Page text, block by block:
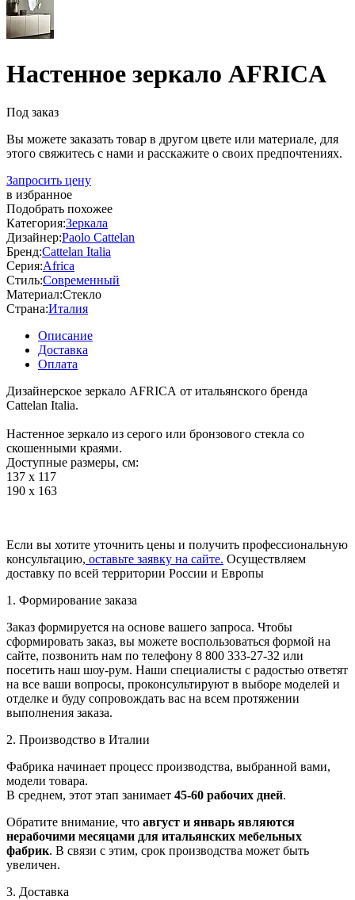
Настенное зеркало AFRICA
Под заказ
Вы можете заказать товар в другом цвете или материале, для
этого свяжитесь с нами и расскажите о своих предпочтениях.
Запросить цену
в избранное
Подобрать похожее
Категория:Зеркала
Дизайнер:Paolo Cattelan
Бренд:Cattelan Italia
Серия:Africa
Стиль:Современный
Материал:Стекло
Страна:Италия
Описание
Доставка
Оплата
Дизайнерское зеркало AFRICA от итальянского бренда
Cattelan Italia.
Настенное зеркало из серого или бронзового стекла со
скошенными краями.
Доступные размеры, см:
137 x 117
190 x 163
Если вы хотите уточнить цены и получить профессиональную
консультацию, оставьте заявку на сайте. Осуществляем
доставку по всей территории России и Европы
1. Формирование заказа
Заказ формируется на основе вашего запроса. Чтобы
сформировать заказ, вы можете воспользоваться формой на
сайте, позвонить нам по телефону 8 800 333-27-32 или
посетить наш шоу-рум. Наши специалисты с радостью ответят
на все ваши вопросы, проконсультируют в выборе моделей и
отделке и буду сопровождать вас на всем протяжении
выполнения заказа.
2. Производство в Италии
Фабрика начинает процесс производства, выбранной вами,
модели товара.
В среднем, этот этап занимает 45-60 рабочих дней.
Обратите внимание, что август и январь являются
нерабочими месяцами для итальянских мебельных
фабрик. В связи с этим, срок производства может быть
увеличен.
3. Доставка